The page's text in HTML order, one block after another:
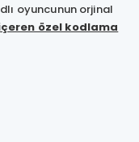
oyuncunun orjinal
özel kodlama